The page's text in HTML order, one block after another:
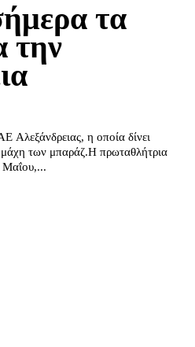
τα
την
Αλεξάνδρειας, η οποία δίνει
των μπαράζ.Η πρωταθλήτρια
Μαΐου,...